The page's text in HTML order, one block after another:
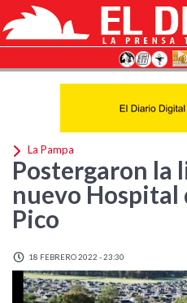
La Pampa
Postergaron la
nuevo Hospital
Pico
18 FEBRERO 2022 - 23:30